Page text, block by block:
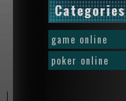
Categories
game online
poker online